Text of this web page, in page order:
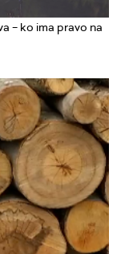
– ko ima pravo na